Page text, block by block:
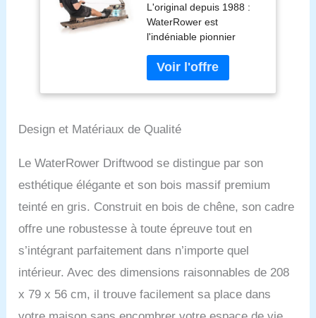
pour la Maison en
Bois Massif
Premium
renouvelable |
LightRing &
Moniteur Bluetooth |
Application et
gratuits
L'original depuis 1988 :
WaterRower est
l'indéniable pionnier
résistance à eau pour la
maison et le studio depuis
1988, et est fabriqué aux
chêne massif utilisé
renouvelables aux États-
Unis et est donc une
ressource certifiée et
durable. Une expérience
d'aviron authentique : sa
caractéristique distinctive
réside dans sa cuve à
eau, offrant une
résistance naturelle,
silencieuse et efficace, ce
Design et Matériaux de Qualité
Le WaterRower Driftwood se distingue par son
esthétique élégante et son bois massif premium
teinté en gris. Construit en bois de chêne, son cadre
offre une robustesse à toute épreuve tout en
s’intégrant parfaitement dans n’importe quel
intérieur. Avec des dimensions raisonnables de 208
x 79 x 56 cm, il trouve facilement sa place dans